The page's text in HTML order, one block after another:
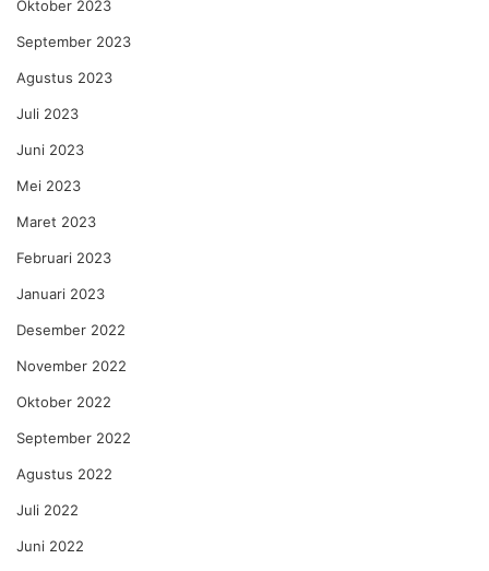
Oktober 2023
September 2023
Agustus 2023
Juli 2023
Juni 2023
Mei 2023
Maret 2023
Februari 2023
Januari 2023
Desember 2022
November 2022
Oktober 2022
September 2022
Agustus 2022
Juli 2022
Juni 2022